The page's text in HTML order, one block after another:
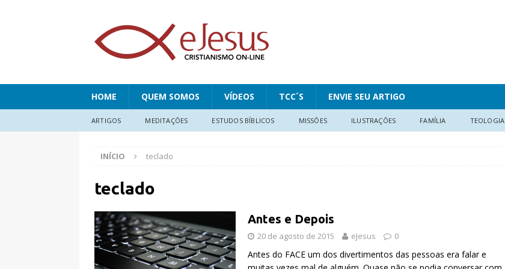
HOME QUEM SOMOS VÍDEOS TCC´S ENVIE SEU ARTIGO
ARTIGOS MEDITAÇÕES ESTUDOS BÍBLICOS MISSÕES ILUSTRAÇÕES FAMÍLIA TEOLOGIA
INÍCIO teclado
teclado
Antes e Depois
20 de agosto de 2015 eJesus 0
Antes do FACE um dos divertimentos das pessoas era falar e